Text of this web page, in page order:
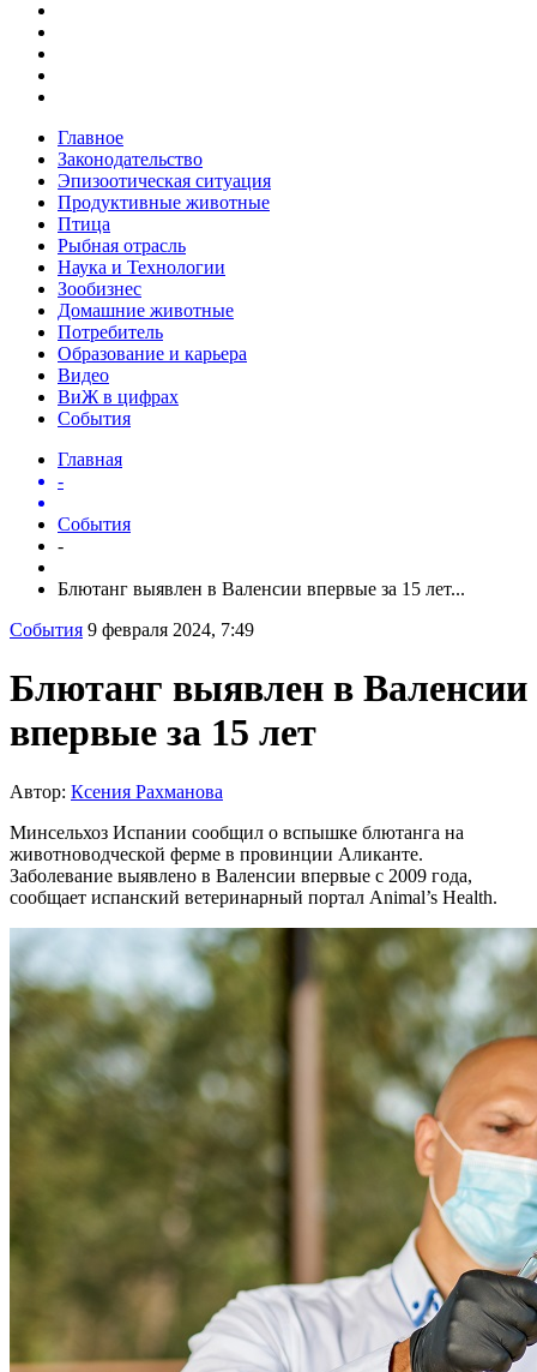
Главное
Законодательство
Эпизоотическая ситуация
Продуктивные животные
Птица
Рыбная отрасль
Наука и Технологии
Зообизнес
Домашние животные
Потребитель
Образование и карьера
Видео
ВиЖ в цифрах
События
Главная
-
События
-
Блютанг выявлен в Валенсии впервые за 15 лет...
События 9 февраля 2024, 7:49
Блютанг выявлен в Валенсии
впервые за 15 лет
Автор: Ксения Рахманова
Минсельхоз Испании сообщил о вспышке блютанга на
животноводческой ферме в провинции Аликанте.
Заболевание выявлено в Валенсии впервые с 2009 года,
сообщает испанский ветеринарный портал Animal’s Health.